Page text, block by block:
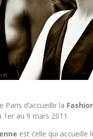
d’accueillir la
1er au 9 mars 2011.
est celle qui accueille